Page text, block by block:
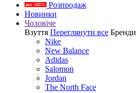
Розпродаж
Новинки
Чоловіче
Взуття Переглянути все Бренди
Nike
New Balance
Adidas
Salomon
Jordan
The North Face